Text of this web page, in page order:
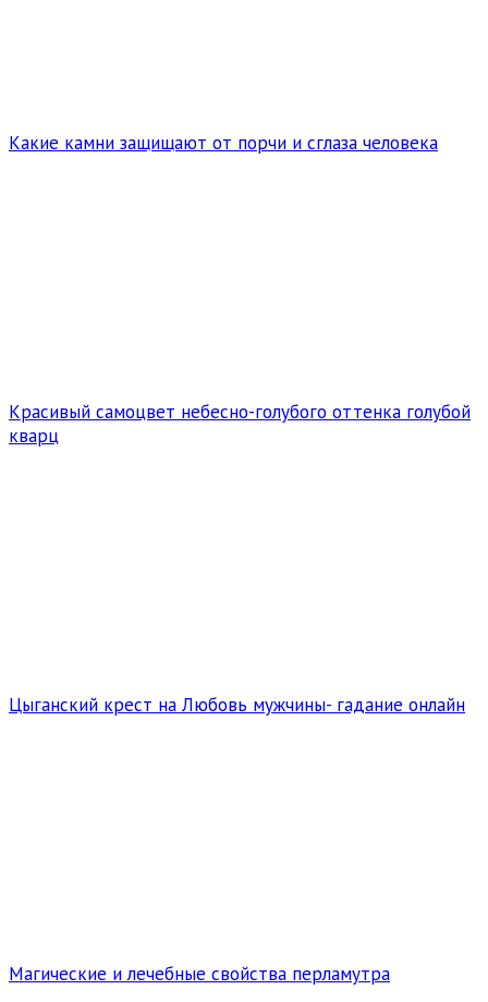
Какие камни защищают от порчи и сглаза человека
Красивый самоцвет небесно-голубого оттенка голубой
кварц
Цыганский крест на Любовь мужчины- гадание онлайн
Магические и лечебные свойства перламутра